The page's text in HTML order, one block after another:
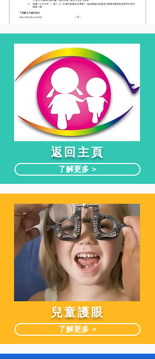
​返回主頁
了解更多 >
兒童護眼
了解更多 >